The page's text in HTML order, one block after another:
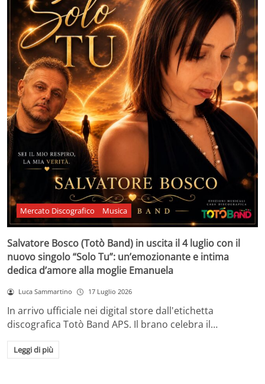
Mercato Discografico Musica
Salvatore Bosco (Totò Band) in uscita il 4 luglio con il
nuovo singolo “Solo Tu”: un’emozionante e intima
dedica d’amore alla moglie Emanuela
Luca Sammartino 17 Luglio 2026
In arrivo ufficiale nei digital store dall'etichetta
discografica Totò Band APS. Il brano celebra il…
Leggi di più